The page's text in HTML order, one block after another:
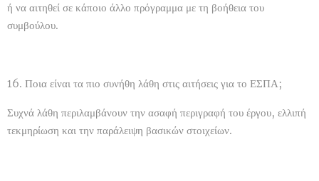
ή να αιτηθεί σε κάποιο άλλο πρόγραμμα με τη βοήθεια του
συμβούλου.
16. Ποια είναι τα πιο συνήθη λάθη στις αιτήσεις για το ΕΣΠΑ;
Συχνά λάθη περιλαμβάνουν την ασαφή περιγραφή του έργου, ελλιπή
τεκμηρίωση και την παράλειψη βασικών στοιχείων.